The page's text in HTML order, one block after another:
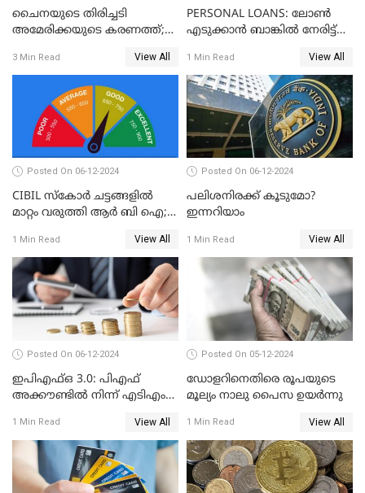
ചൈനയുടെ തിരിച്ചടി
അമേരിക്കയുടെ കരണത്ത്;
3 Min Read View All
PERSONAL LOANS: ലോൺ
എടുക്കാൻ ബാങ്കിൽ നേരിട്ട്
ചെയ്തുകൂടേ?
1 Min Read View All
Posted On 06-12-2024
CIBIL സ്കോർ ചട്ടങ്ങളിൽ
മാറ്റം വരുത്തി ആർ ബി ഐ;
ലോൺ എടുത്തവരും
അറിഞ്ഞിരിക്കേണ്ട
കാര്യങ്ങൾ
1 Min Read View All
Posted On 06-12-2024
പലിശനിരക്ക് കൂടുമോ?
ഇന്നറിയാം
1 Min Read View All
Posted On 06-12-2024
ഇപിഎഫ്ഒ 3.0: പിഎഫ്
അക്കൗണ്ടിൽ നിന്ന് എടിഎം
1 Min Read View All
Posted On 05-12-2024
ഡോളറിനെതിരെ രൂപയുടെ
മൂല്യം നാലു പൈസ ഉയര്‍ന്നു
1 Min Read View All